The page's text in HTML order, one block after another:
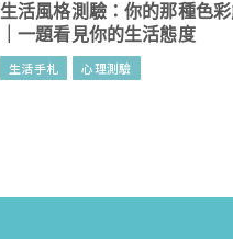
生活風格測驗：你的那種色
｜一題看見你的生活態度
生活手札 心理測驗